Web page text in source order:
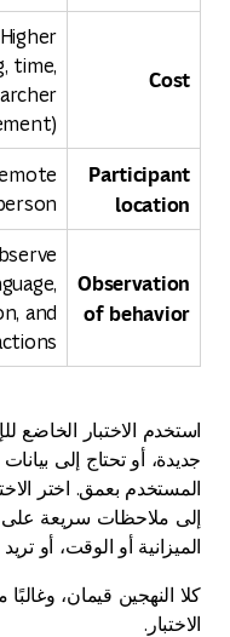
Cost
Higher
time,
Participant
location
Observation
of behavior
and
استخدم الاختبار
جديدة، أو تحتاج إلى
المستخدم بعمق. اختر
إلى ملاحظات سريعة على
الميزانية أو الوقت، أو
كلا النهجين قيمان،
الاختبار.